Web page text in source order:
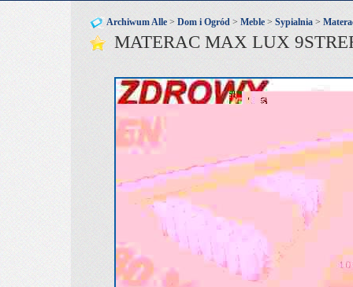
Archiwum Alle > Dom i Ogród > Meble > Sypialnia >
MATERAC MAX LUX